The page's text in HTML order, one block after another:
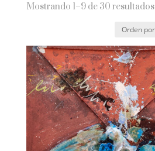
Mostrando 1–9 de 30 resultados